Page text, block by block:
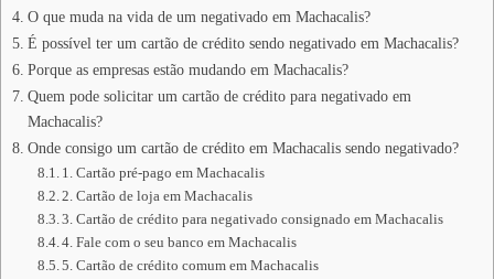
O que muda na vida de um negativado em Machacalis?
É possível ter um cartão de crédito sendo negativado em Machacalis?
Porque as empresas estão mudando em Machacalis?
Quem pode solicitar um cartão de crédito para negativado em
Machacalis?
Onde consigo um cartão de crédito em Machacalis sendo negativado?
1. Cartão pré-pago em Machacalis
2. Cartão de loja em Machacalis
3. Cartão de crédito para negativado consignado em Machacalis
4. Fale com o seu banco em Machacalis
5. Cartão de crédito comum em Machacalis